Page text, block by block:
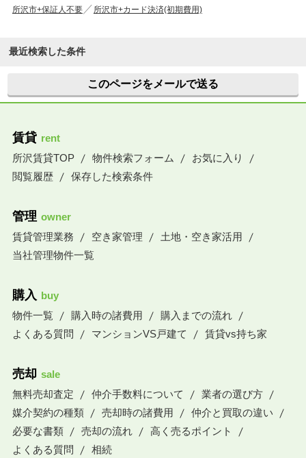
所沢市+保証人不要
所沢市+カード決済(初期費用)
最近検索した条件
このページをメールで送る
賃貸 rent
所沢賃貸TOP
物件検索フォーム
お気に入り
閲覧履歴
保存した検索条件
管理 owner
賃貸管理業務
空き家管理
土地・空き家活用
当社管理物件一覧
購入 buy
物件一覧
購入時の諸費用
購入までの流れ
よくある質問
マンションVS戸建て 賃貸vs持ち家
売却 sale
無料売却査定
仲介手数料について
業者の選び方
媒介契約の種類
売却時の諸費用
仲介と買取の違い
必要な書類
売却の流れ
高く売るポイント
よくある質問
相続